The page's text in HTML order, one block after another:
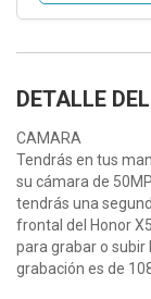
DETALLE
CAMARA
Tendrás en tus
su cámara de
tendrás una
frontal del Honor
para grabar o subir
grabación es de